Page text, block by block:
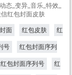
态_变异_音乐_特效_
信红包封面皮肤
面 红包皮肤 红
号 红包封面序列
包封面序列号 红